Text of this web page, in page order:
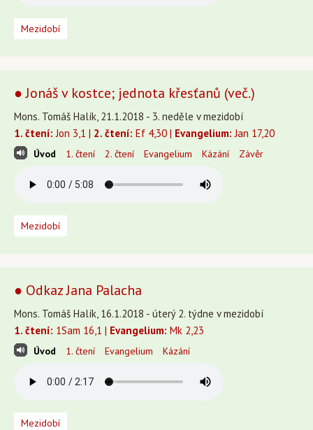
Mezidobí
● Jonáš v kostce; jednota křesťanů (več.)
Mons. Tomáš Halík, 21.1.2018 - 3. neděle v mezidobí
1. čtení: Jon 3,1 | 2. čtení: Ef 4,30 | Evangelium: Jan 17,20
Úvod 1. čtení 2. čtení Evangelium Kázání Závěr
Mezidobí
● Odkaz Jana Palacha
Mons. Tomáš Halík, 16.1.2018 - úterý 2. týdne v mezidobí
1. čtení: 1Sam 16,1 | Evangelium: Mk 2,23
Úvod 1. čtení Evangelium Kázání
Mezidobí